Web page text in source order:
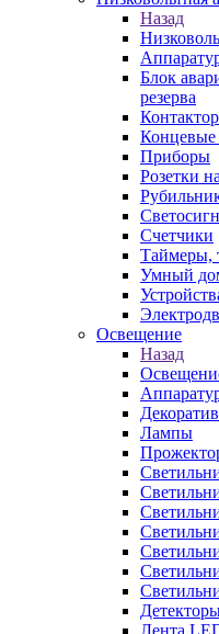
Назад
Блок
резерва
Концевые
Приборы
Розетки
Счетчики
Таймеры,
Умный
Освещение
Назад
Лампы